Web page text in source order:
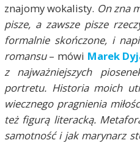
znajomy wokalisty. On zna
pisze, a zawsze pisze
formalnie skończone, i
romansu– mówi Marek
z najważniejszych
portretu. Historia moich
wiecznego pragnienia
też figurą literacką.
samotność i jak marynarz